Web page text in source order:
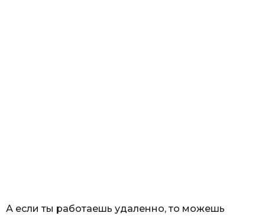
А если ты работаешь удаленно, то можешь